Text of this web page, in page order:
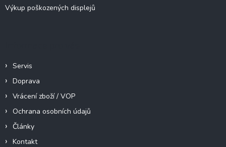
Výkup poškozených displejů
Servis
Doprava
Vrácení zboží / VOP
Ochrana osobních údajů
Články
Kontakt